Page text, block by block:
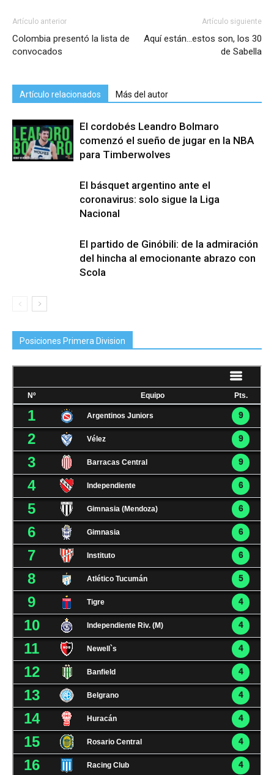
Artículo anterior
Colombia presentó la lista de
convocados
Artículo siguiente
Aquí están…estos son, los 30
de Sabella
Artículo relacionados Más del autor
El cordobés Leandro Bolmaro
comenzó el sueño de jugar en la NBA
para Timberwolves
El básquet argentino ante el
coronavirus: solo sigue la Liga
Nacional
El partido de Ginóbili: de la admiración
del hincha al emocionante abrazo con
Scola
Posiciones Primera Division